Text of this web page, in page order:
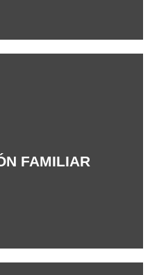
FAMILIAR